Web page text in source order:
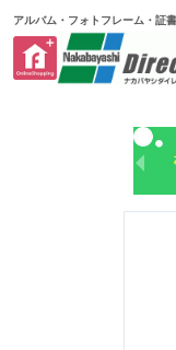
アルバム・フォトフレーム・証